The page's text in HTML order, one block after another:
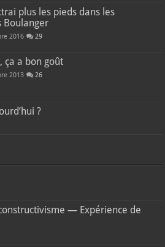
plus les pieds dans les
Boulanger
2016 29
ça a bon goût
2013 26
?
— Expérience de